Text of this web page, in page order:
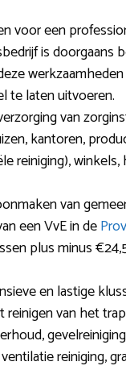
voor een
is doorgaans
te laten uitvoeren.
van
kantoren,
reiniging), winkels,
van
een VvE in de
plus minus
en lastige
reinigen van het
reiniging,